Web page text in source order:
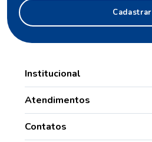
Cadastrar
Institucional
Manipulação
Quem Somos
Atendimentos
Nossas Lojas
Contatos